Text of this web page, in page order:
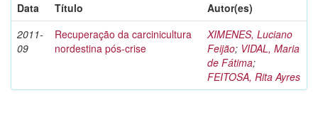
Data
Título
Autor(es)
2011-
09
Recuperação da carcinicultura
nordestina pós-crise
XIMENES, Luciano
Feijão; VIDAL, Maria
de Fátima;
FEITOSA, Rita Ayres